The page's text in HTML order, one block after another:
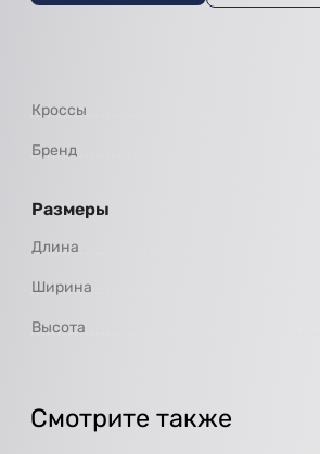
Кроссы
Бренд
Размеры
Длина
Ширина
Высота
Смотрите также